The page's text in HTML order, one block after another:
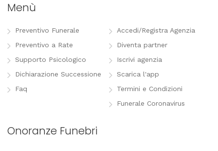
Menù
Preventivo Funerale
Preventivo a Rate
Supporto Psicologico
Dichiarazione Successione
Faq
Accedi/Registra Agenzia
Diventa partner
Iscrivi agenzia
Scarica l'app
Termini e Condizioni
Funerale Coronavirus
Onoranze Funebri